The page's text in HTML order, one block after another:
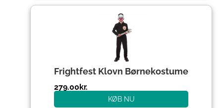
Frightfest Klovn Børnekostume
279.00kr.
KØB NU